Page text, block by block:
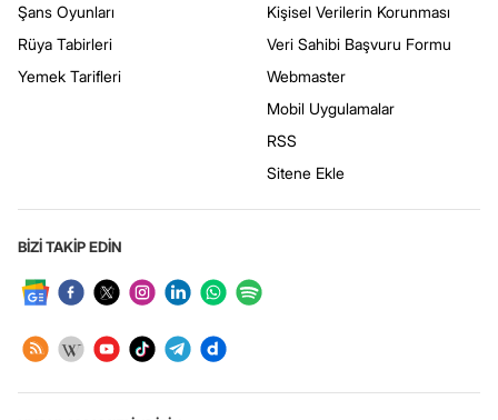
Şans Oyunları
Rüya Tabirleri
Yemek Tarifleri
Kişisel Verilerin Korunması
Veri Sahibi Başvuru Formu
Webmaster
Mobil Uygulamalar
RSS
Sitene Ekle
BİZİ TAKİP EDİN